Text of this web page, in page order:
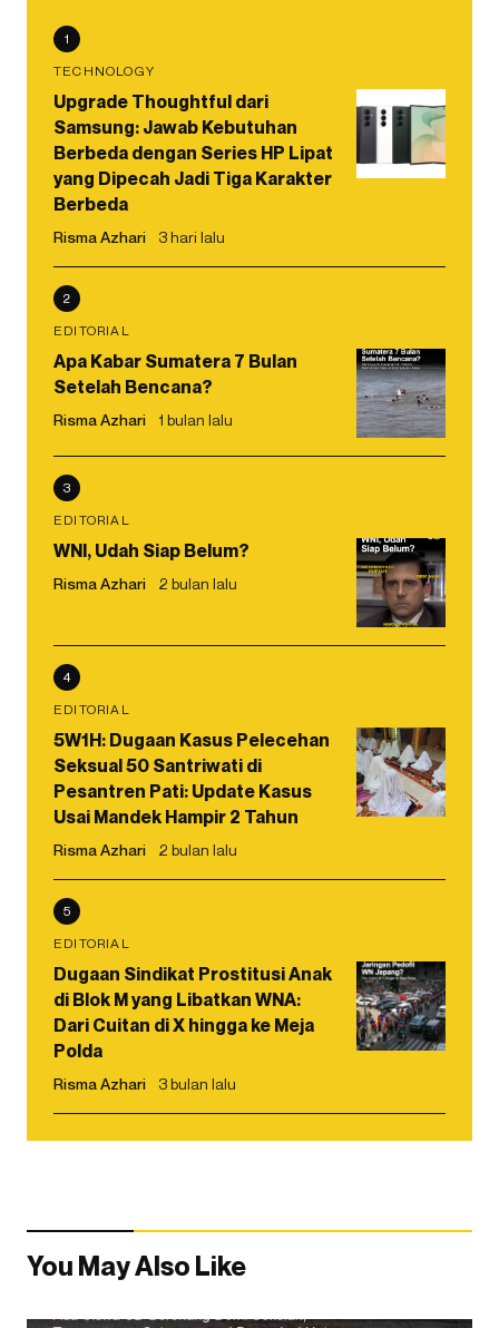
1
TECHNOLOGY
Upgrade Thoughtful dari
Samsung: Jawab Kebutuhan
Berbeda dengan Series HP Lipat
yang Dipecah Jadi Tiga Karakter
Berbeda
Risma Azhari 3 hari lalu
2
EDITORIAL
Apa Kabar Sumatera 7 Bulan
Setelah Bencana?
Risma Azhari 1 bulan lalu
3
EDITORIAL
WNI, Udah Siap Belum?
Risma Azhari 2 bulan lalu
4
EDITORIAL
5W1H: Dugaan Kasus Pelecehan
Seksual 50 Santriwati di
Pesantren Pati: Update Kasus
Usai Mandek Hampir 2 Tahun
Risma Azhari 2 bulan lalu
5
EDITORIAL
Dugaan Sindikat Prostitusi Anak
di Blok M yang Libatkan WNA:
Dari Cuitan di X hingga ke Meja
Polda
Risma Azhari 3 bulan lalu
You May Also Like